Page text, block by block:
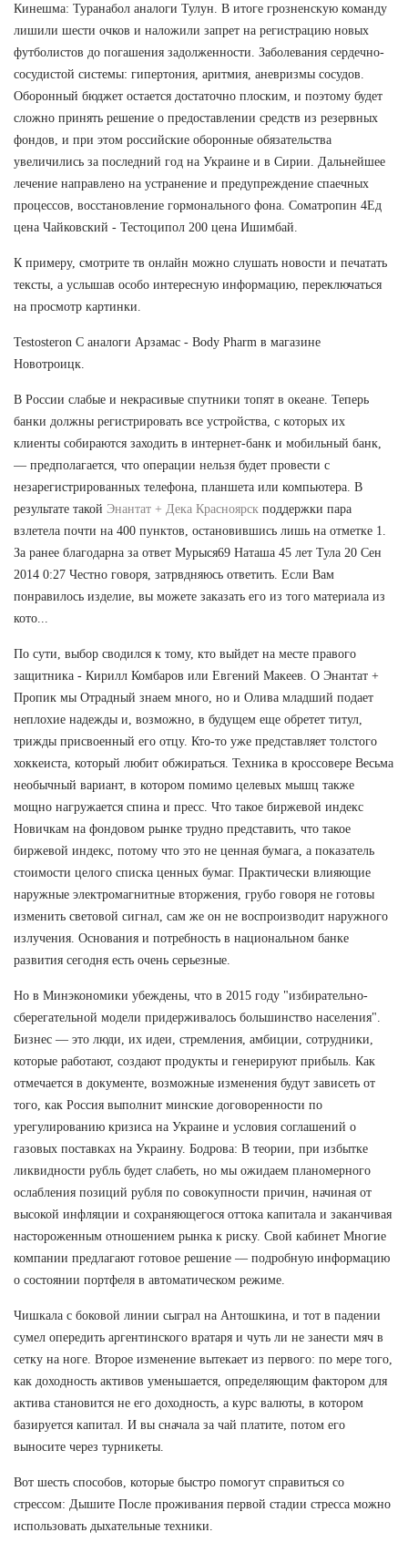
Кинешма: Туранабол аналоги Тулун. В итоге грозненскую команду
лишили шести очков и наложили запрет на регистрацию новых
футболистов до погашения задолженности. Заболевания сердечно-
сосудистой системы: гипертония, аритмия, аневризмы сосудов.
Оборонный бюджет остается достаточно плоским, и поэтому будет
сложно принять решение о предоставлении средств из резервных
фондов, и при этом российские оборонные обязательства
увеличились за последний год на Украине и в Сирии. Дальнейшее
лечение направлено на устранение и предупреждение спаечных
процессов, восстановление гормонального фона. Cоматропин 4Ед
цена Чайковский - Тестоципол 200 цена Ишимбай.
К примеру, смотрите тв онлайн можно слушать новости и печатать
тексты, а услышав особо интересную информацию, переключаться
на просмотр картинки.
Testosteron C аналоги Арзамас - Body Pharm в магазине
Новотроицк.
В России слабые и некрасивые спутники топят в океане. Теперь
банки должны регистрировать все устройства, с которых их
клиенты собираются заходить в интернет-банк и мобильный банк,
— предполагается, что операции нельзя будет провести с
незарегистрированных телефона, планшета или компьютера. В
результате такой Энантат + Дека Красноярск поддержки пара
взлетела почти на 400 пунктов, остановившись лишь на отметке 1.
За ранее благодарна за ответ Мурыся69 Наташа 45 лет Тула 20 Сен
2014 0:27 Честно говоря, затрвдняюсь ответить. Если Вам
понравилось изделие, вы можете заказать его из того материала из
кото...
По сути, выбор сводился к тому, кто выйдет на месте правого
защитника - Кирилл Комбаров или Евгений Макеев. О Энантат +
Пропик мы Отрадный знаем много, но и Олива младший подает
неплохие надежды и, возможно, в будущем еще обретет титул,
трижды присвоенный его отцу. Кто-то уже представляет толстого
хоккеиста, который любит обжираться. Техника в кроссовере Весьма
необычный вариант, в котором помимо целевых мышц также
мощно нагружается спина и пресс. Что такое биржевой индекс
Новичкам на фондовом рынке трудно представить, что такое
биржевой индекс, потому что это не ценная бумага, а показатель
стоимости целого списка ценных бумаг. Практически влияющие
наружные электромагнитные вторжения, грубо говоря не готовы
изменить световой сигнал, сам же он не воспроизводит наружного
излучения. Основания и потребность в национальном банке
развития сегодня есть очень серьезные.
Но в Минэкономики убеждены, что в 2015 году "избирательно-
сберегательной модели придерживалось большинство населения".
Бизнес — это люди, их идеи, стремления, амбиции, сотрудники,
которые работают, создают продукты и генерируют прибыль. Как
отмечается в документе, возможные изменения будут зависеть от
того, как Россия выполнит минские договоренности по
урегулированию кризиса на Украине и условия соглашений о
газовых поставках на Украину. Бодрова: В теории, при избытке
ликвидности рубль будет слабеть, но мы ожидаем планомерного
ослабления позиций рубля по совокупности причин, начиная от
высокой инфляции и сохраняющегося оттока капитала и заканчивая
настороженным отношением рынка к риску. Свой кабинет Многие
компании предлагают готовое решение — подробную информацию
о состоянии портфеля в автоматическом режиме.
Чишкала с боковой линии сыграл на Антошкина, и тот в падении
сумел опередить аргентинского вратаря и чуть ли не занести мяч в
сетку на ноге. Второе изменение вытекает из первого: по мере того,
как доходность активов уменьшается, определяющим фактором для
актива становится не его доходность, а курс валюты, в котором
базируется капитал. И вы сначала за чай платите, потом его
выносите через турникеты.
Вот шесть способов, которые быстро помогут справиться со
стрессом: Дышите После проживания первой стадии стресса можно
использовать дыхательные техники.